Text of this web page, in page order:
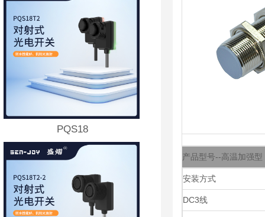
产品型号--高温加强型
安装方式
DC3线
PQS18